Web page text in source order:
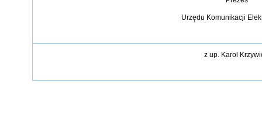
Urzędu Komunikacji
z up. Karol